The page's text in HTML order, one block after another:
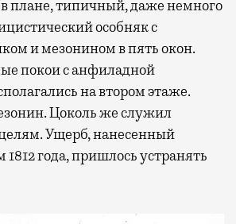
плане, типичный, даже немного
особняк с
и мезонином в пять окон.
покои с анфиладной
на втором этаже.
Цоколь же служил
Ущерб, нанесенный
года, пришлось устранять